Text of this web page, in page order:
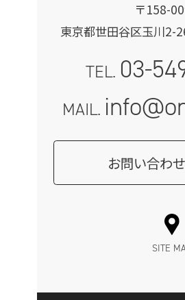
〒158-
東京都世田谷区玉川2-
TEL. 03-
MAIL.
お問い合わ
SITE